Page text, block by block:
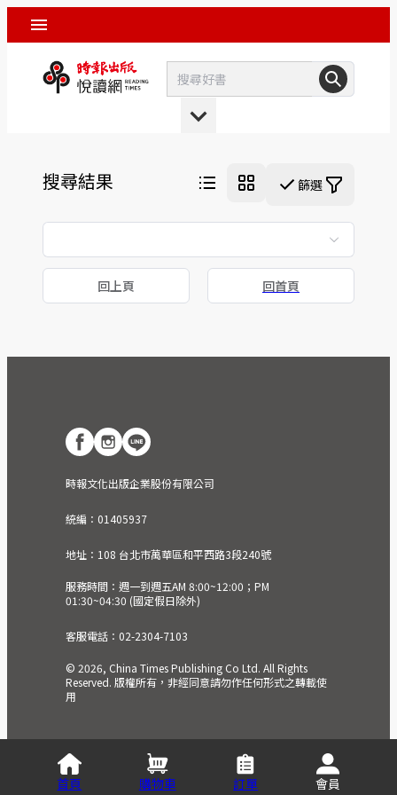
搜尋結果 篩選
回上頁 回首頁
時報文化出版企業股份有限公司
統編：01405937
地址：108 台北市萬華區和平西路3段240號
服務時間：週一到週五AM 8:00~12:00；PM
01:30~04:30 (國定假日除外)
客服電話：02-2304-7103
© 2026, China Times Publishing Co Ltd. All Rights
Reserved. 版權所有，非經同意請勿作任何形式之轉載使
用
首頁 購物車 訂單 會員